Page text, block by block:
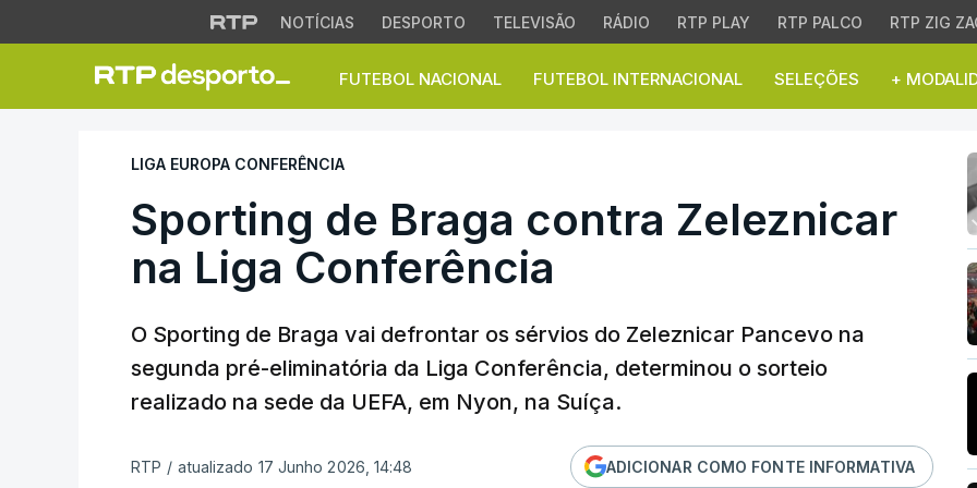
NOTÍCIAS DESPORTO TELEVISÃO RÁDIO RTP PLAY RTP PALCO RTP ZIG
FUTEBOL NACIONAL FUTEBOL INTERNACIONAL SELEÇÕES +
Sporting de Braga contra Zeleznicar na
LIGA EUROPA CONFERÊNCIA
Sporting de Braga contra Zeleznicar
na Liga Conferência
O Sporting de Braga vai defrontar os sérvios do Zeleznicar Pancevo na
segunda pré-eliminatória da Liga Conferência, determinou o sorteio
realizado na sede da UEFA, em Nyon, na Suíça.
RTP / atualizado 17 Junho 2026, 14:48 ADICIONAR COMO FONTE INFORMATIVA